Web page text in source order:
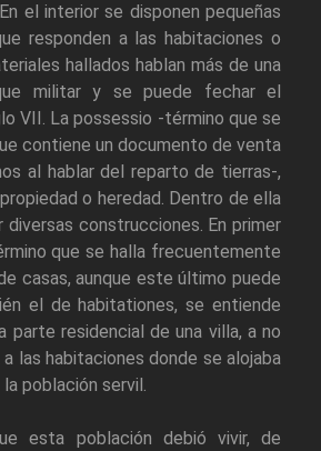
el interior se disponen pequeñas
responden a las habitaciones o
hallados hablan más de una
militar y se puede fechar el
VII. La possessio -término que se
contiene un documento de venta
al hablar del reparto de tierras-,
o heredad. Dentro de ella
diversas construcciones. En primer
que se halla frecuentemente
casas, aunque este último puede
el de habitationes, se entiende
parte residencial de una villa, a no
las habitaciones donde se alojaba
población servil.
esta población debió vivir, de